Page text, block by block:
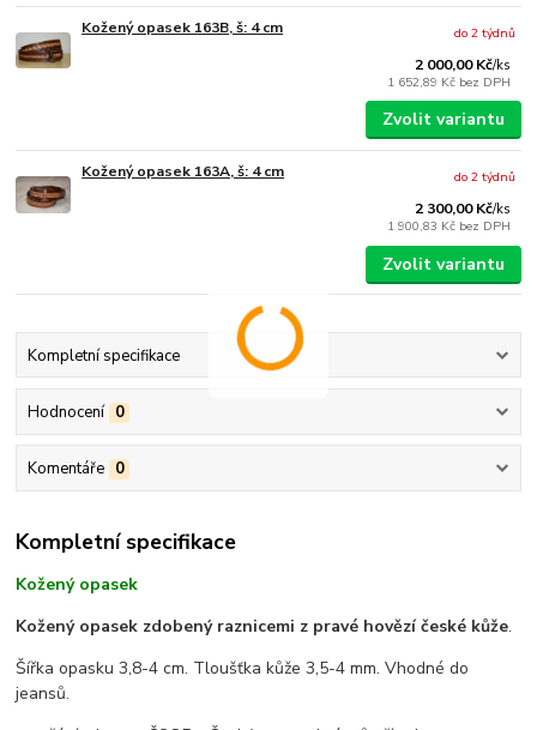
Kožený opasek 163B, š: 4 cm
2 000,00 Kč/ks
1 652,89 Kč bez DPH
do 2 týdnů
Zvolit variantu
Kožený opasek 163A, š: 4 cm
2 300,00 Kč/ks
1 900,83 Kč bez DPH
do 2 týdnů
Zvolit variantu
Kompletní specifikace
Hodnocení 0
Komentáře 0
Kompletní specifikace
Kožený opasek
Kožený opasek zdobený raznicemi z pravé hovězí české kůže.
Šířka opasku 3,8-4 cm. Tloušťka kůže 3,5-4 mm. Vhodné do
jeansů.